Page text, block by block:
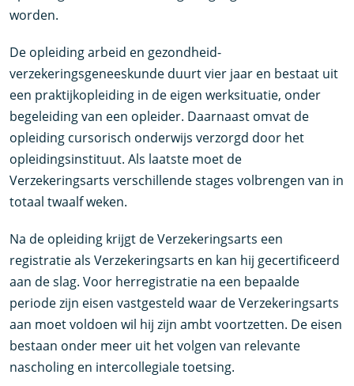
worden.
De opleiding arbeid en gezondheid-
verzekeringsgeneeskunde duurt vier jaar en bestaat uit
een praktijkopleiding in de eigen werksituatie, onder
begeleiding van een opleider. Daarnaast omvat de
opleiding cursorisch onderwijs verzorgd door het
opleidingsinstituut. Als laatste moet de
Verzekeringsarts verschillende stages volbrengen van in
totaal twaalf weken.
Na de opleiding krijgt de Verzekeringsarts een
registratie als Verzekeringsarts en kan hij gecertificeerd
aan de slag. Voor herregistratie na een bepaalde
periode zijn eisen vastgesteld waar de Verzekeringsarts
aan moet voldoen wil hij zijn ambt voortzetten. De eisen
bestaan onder meer uit het volgen van relevante
nascholing en intercollegiale toetsing.